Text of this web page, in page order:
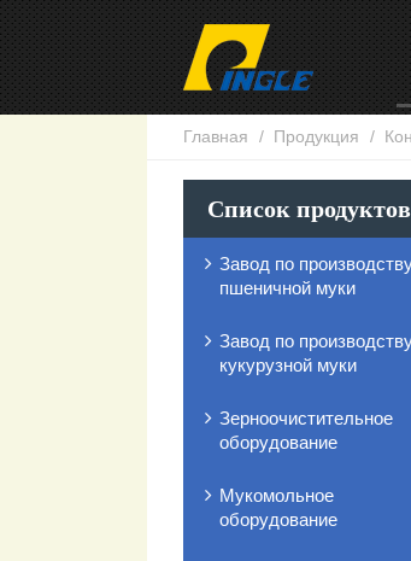
Главная Продукция
Список продуктов
Завод по
пшеничной муки
Завод по
кукурузной муки
Зерноочистительное
оборудование
Мукомольное
оборудование